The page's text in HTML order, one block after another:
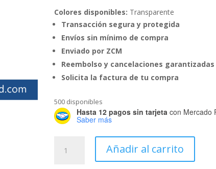
Colores disponibles: Transparente
Transacción segura y protegida
Envíos sin mínimo de compra
Enviado por ZCM
Reembolso y cancelaciones garantizadas
Solicita la factura de tu compra
500 disponibles
Hasta 12 pagos sin tarjeta con Mercado
Saber más
Redonda
Añadir al carrito